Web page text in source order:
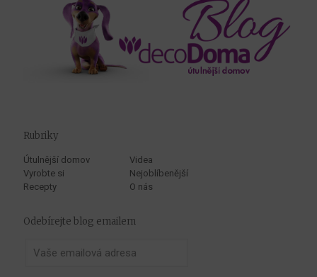
Rubriky
Útulnější domov
Vyrobte si
Recepty
Videa
Nejoblíbenější
O nás
Odebírejte blog emailem